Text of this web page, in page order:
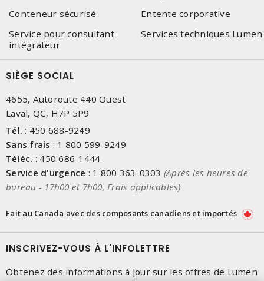
Conteneur sécurisé
Entente corporative
Service pour consultant-
intégrateur
Services techniques Lumen
SIÈGE SOCIAL
4655, Autoroute 440 Ouest
Laval, QC, H7P 5P9
Tél. : 450 688-9249
Sans frais : 1 800 599-9249
Téléc. : 450 686-1444
Service d'urgence : 1 800 363-0303 (Après les heures de
bureau - 17h00 et 7h00, Frais applicables)
Fait au Canada avec des composants canadiens et importés
INSCRIVEZ-VOUS À L'INFOLETTRE
Obtenez des informations à jour sur les offres de Lumen